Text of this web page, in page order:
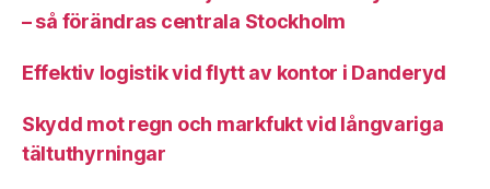
– så förändras centrala Stockholm
Effektiv logistik vid flytt av kontor i Danderyd
Skydd mot regn och markfukt vid långvariga
tältuthyrningar